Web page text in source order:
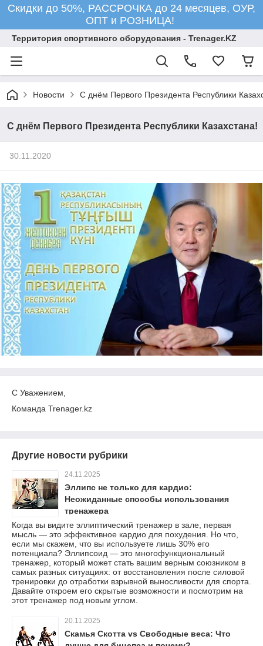
Скидки до 50%, РАССРОЧКА до 24 месяцев, ОУР,
ОПТ и РОЗНИЦА!
Территория спортивного оборудования - Trenager.KZ
Новости С днём Первого Президента Республики
С днём Первого Президента Республики Казахстана!
30.11.2020
С Уважением,
Команда Trenager.kz
Другие новости рубрики
24.11.2025
Эллипс не только для кардио:
Неожиданные способы использования
тренажера
Когда вы видите эллиптический тренажер в зале, первая
мысль — это эффективное кардио для похудения. Но что,
если мы скажем, что вы используете лишь 30% его
потенциала? Эллипсоид — это многофункциональный
тренажер, который может стать вашим верным союзником в
самых разных ситуациях: от восстановления после силовой
тренировки до отработки взрывной выносливости для спорта.
Давайте откроем его скрытые возможности и посмотрим на
этот тренажер под новым углом.
20.11.2025
Скамья Скотта vs Свободные веса: Что